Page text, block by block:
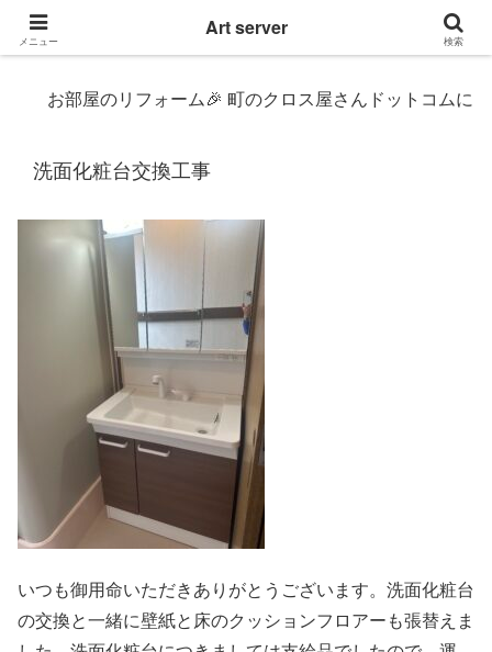
お部屋のリフォーム🎉 町のクロス屋さんドットコムにおま
洗面化粧台交換工事
いつも御用命いただきありがとうございます。洗面化粧台
の交換と一緒に壁紙と床のクッションフロアーも張替えま
メニュー
Art server
検索